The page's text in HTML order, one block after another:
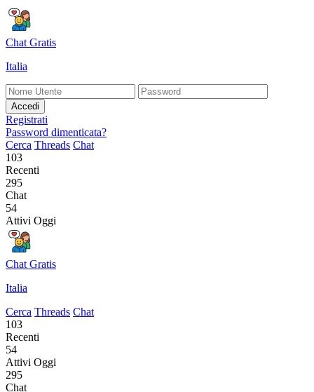
Chat Gratis
Italia
Accedi
Registrati
Password dimenticata?
Cerca Threads Chat
103
Recenti
295
Chat
54
Attivi Oggi
Chat Gratis
Italia
Cerca Threads Chat
103
Recenti
54
Attivi Oggi
295
Chat